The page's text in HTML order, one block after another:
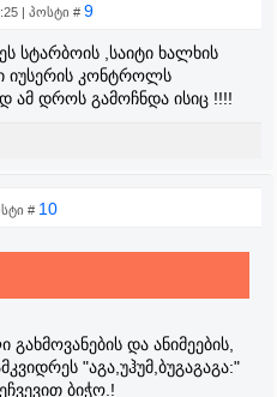
| პოსტი # 9
სტარბოის ,საიტი ხალხის
იუსერის კონტროლს
ამ დროს გამოჩნდა ისიც !!!!
# 10
და ანიმეების,
"აგა,უჰუმ,ბუგაგაგა:"
ბიჭო.!